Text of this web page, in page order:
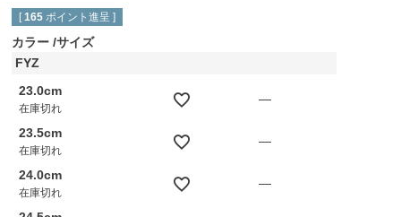
[ 165 ポイント進呈 ]
カラー サイズ
FYZ
23.0cm
在庫切れ
—
23.5cm
在庫切れ
—
24.0cm
在庫切れ
—